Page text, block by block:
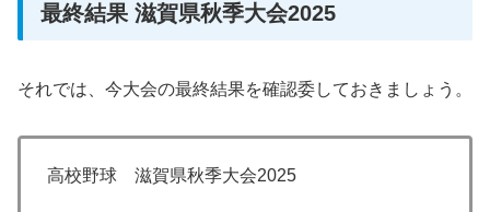
最終結果 滋賀県秋季大会2025
それでは、今大会の最終結果を確認委しておきましょう。
高校野球 滋賀県秋季大会2025